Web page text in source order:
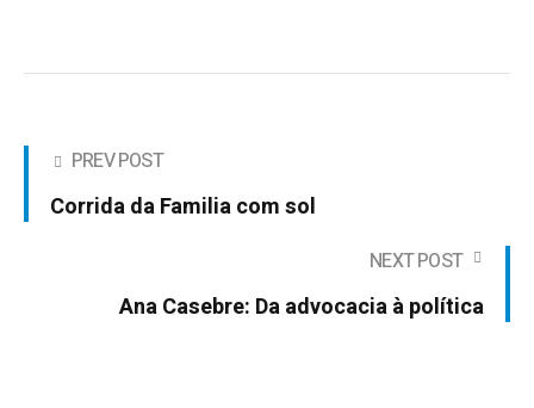
PREV POST
Corrida da Familia com sol
NEXT POST
Ana Casebre: Da advocacia à política